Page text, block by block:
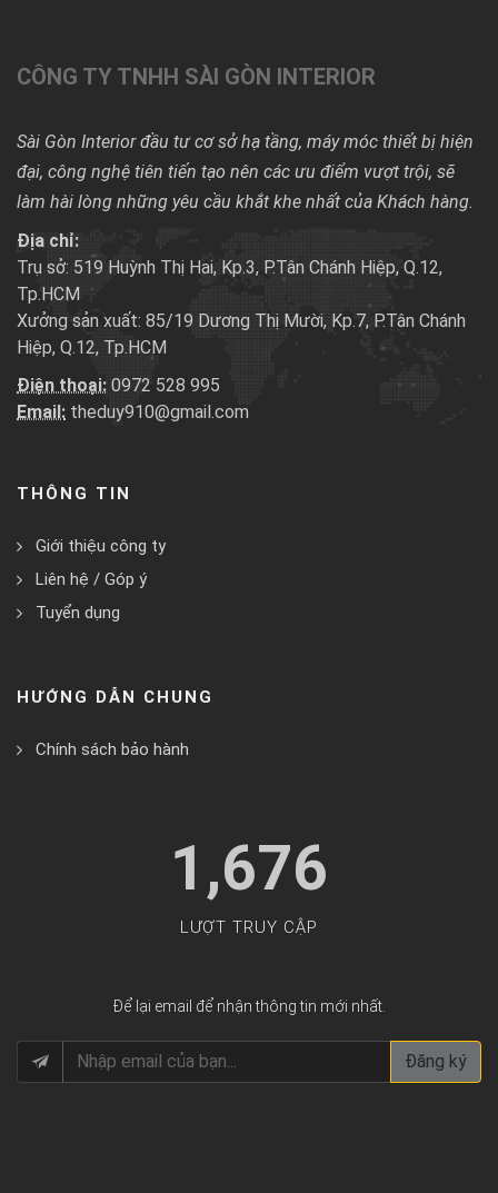
CÔNG TY TNHH SÀI GÒN INTERIOR
Sài Gòn Interior đầu tư cơ sở hạ tầng, máy móc thiết bị hiện
đại, công nghệ tiên tiến tạo nên các ưu điểm vượt trội, sẽ
làm hài lòng những yêu cầu khắt khe nhất của Khách hàng.
Địa chỉ:
Trụ sở: 519 Huỳnh Thị Hai, Kp.3, P.Tân Chánh Hiệp, Q.12,
Tp.HCM
Xưởng sản xuất: 85/19 Dương Thị Mười, Kp.7, P.Tân Chánh
Hiệp, Q.12, Tp.HCM
Điện thoại: 0972 528 995
Email: theduy910@gmail.com
THÔNG TIN
Giới thiệu công ty
Liên hệ / Góp ý
Tuyển dụng
HƯỚNG DẪN CHUNG
Chính sách bảo hành
1,676
LƯỢT TRUY CẬP
Để lại email để nhận thông tin mới nhất.
Đăng ký